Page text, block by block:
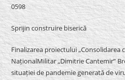
0598
Sprijin construire biserică
Finalizarea proiectului „Consolidarea
NaționalMilitar „Dimitrie Cantemir”
situației de pandemie generată de